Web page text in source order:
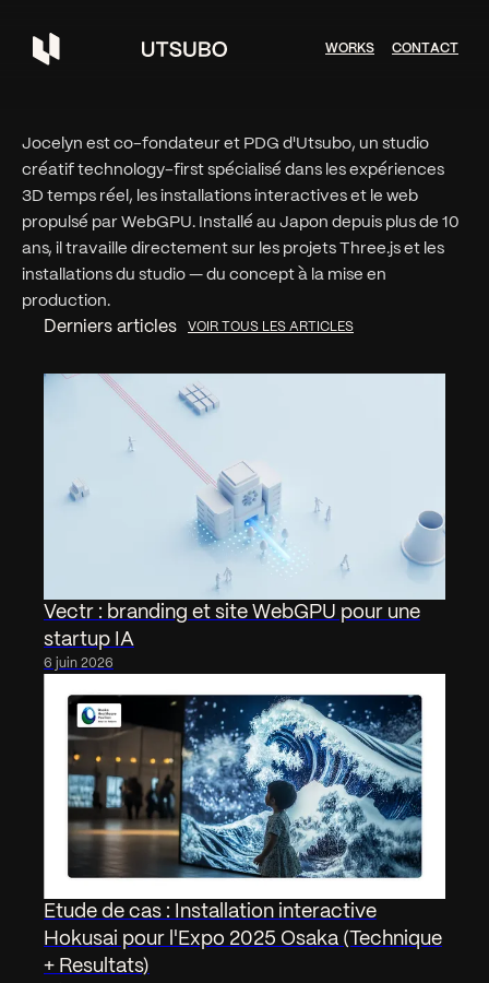
WORKS CONTACT
Jocelyn est co-fondateur et PDG d'Utsubo, un studio
créatif technology-first spécialisé dans les expériences
3D temps réel, les installations interactives et le web
propulsé par WebGPU. Installé au Japon depuis plus de 10
ans, il travaille directement sur les projets Three.js et les
installations du studio — du concept à la mise en
production.
Derniers articles VOIR TOUS LES ARTICLES
Vectr : branding et site WebGPU pour une
startup IA
6 juin 2026
Etude de cas : Installation interactive
Hokusai pour l'Expo 2025 Osaka (Technique
+ Resultats)